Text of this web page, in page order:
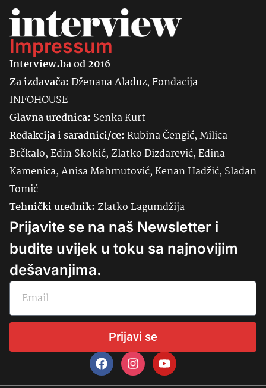
Impressum
Interview.ba od 2016
Za izdavača:Dženana Alađuz, Fondacija
INFOHOUSE
Glavna urednica: SenkaKurt
Redakcija i saradnici/ce:Rubina Čengić, Milica
Brčkalo, Edin Skokić, Zlatko Dizdarević, Edina
Kamenica, Anisa Mahmutović, Kenan Hadžić, Slađan
Tomić
Tehnički urednik:Zlatko Lagumdžija
Prijavite se na naš Newsletter i
budite uvijek u toku sa najnovijim
dešavanjima.
Prijavi se